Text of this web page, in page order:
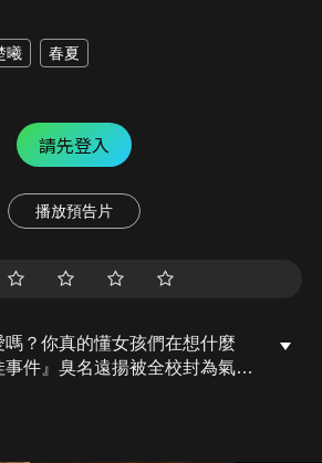
曦 春夏
請先登入
播放預告片
？你真的懂女孩們在想什麼
件』臭名遠揚被全校封為氣筒
何曉陽脫單，在關欣的指導